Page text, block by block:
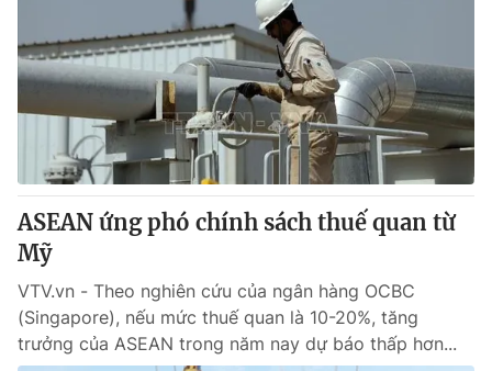
ASEAN ứng phó chính sách thuế quan từ
Mỹ
VTV.vn - Theo nghiên cứu của ngân hàng OCBC
(Singapore), nếu mức thuế quan là 10-20%, tăng
trưởng của ASEAN trong năm nay dự báo thấp hơn...